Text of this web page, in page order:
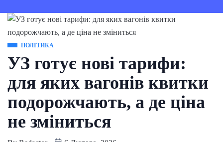
ПОЛІТИКА
УЗ готує нові тарифи:
для яких вагонів квитки
подорожчають, а де ціна
не зміниться